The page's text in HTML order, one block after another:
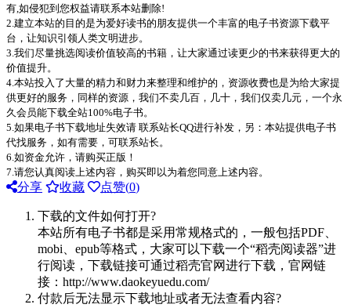
有,如侵犯到您权益请联系本站删除!
2.建立本站的目的是为爱好读书的朋友提供一个丰富的电子书资源下载平
台，让知识引领人类文明进步。
3.我们尽量挑选阅读价值较高的书籍，让大家通过读更少的书来获得更大的
价值提升。
4.本站投入了大量的精力和财力来整理和维护的，资源收费也是为给大家提
供更好的服务，同样的资源，我们不卖几百，几十，我们仅卖几元，一个永
久会员能下载全站100%电子书。
5.如果电子书下载地址失效请 联系站长QQ进行补发，另：本站提供电子书
代找服务，如有需要，可联系站长。
6.如资金允许，请购买正版！
7.请您认真阅读上述内容，购买即以为着您同意上述内容。
分享 收藏 点赞(0)
下载的文件如何打开?
本站所有电子书都是采用常规格式的，一般包括PDF、
mobi、epub等格式，大家可以下载一个“稻壳阅读器”进
行阅读，下载链接可通过稻壳官网进行下载，官网链
接：http://www.daokeyuedu.com/
付款后无法显示下载地址或者无法查看内容?